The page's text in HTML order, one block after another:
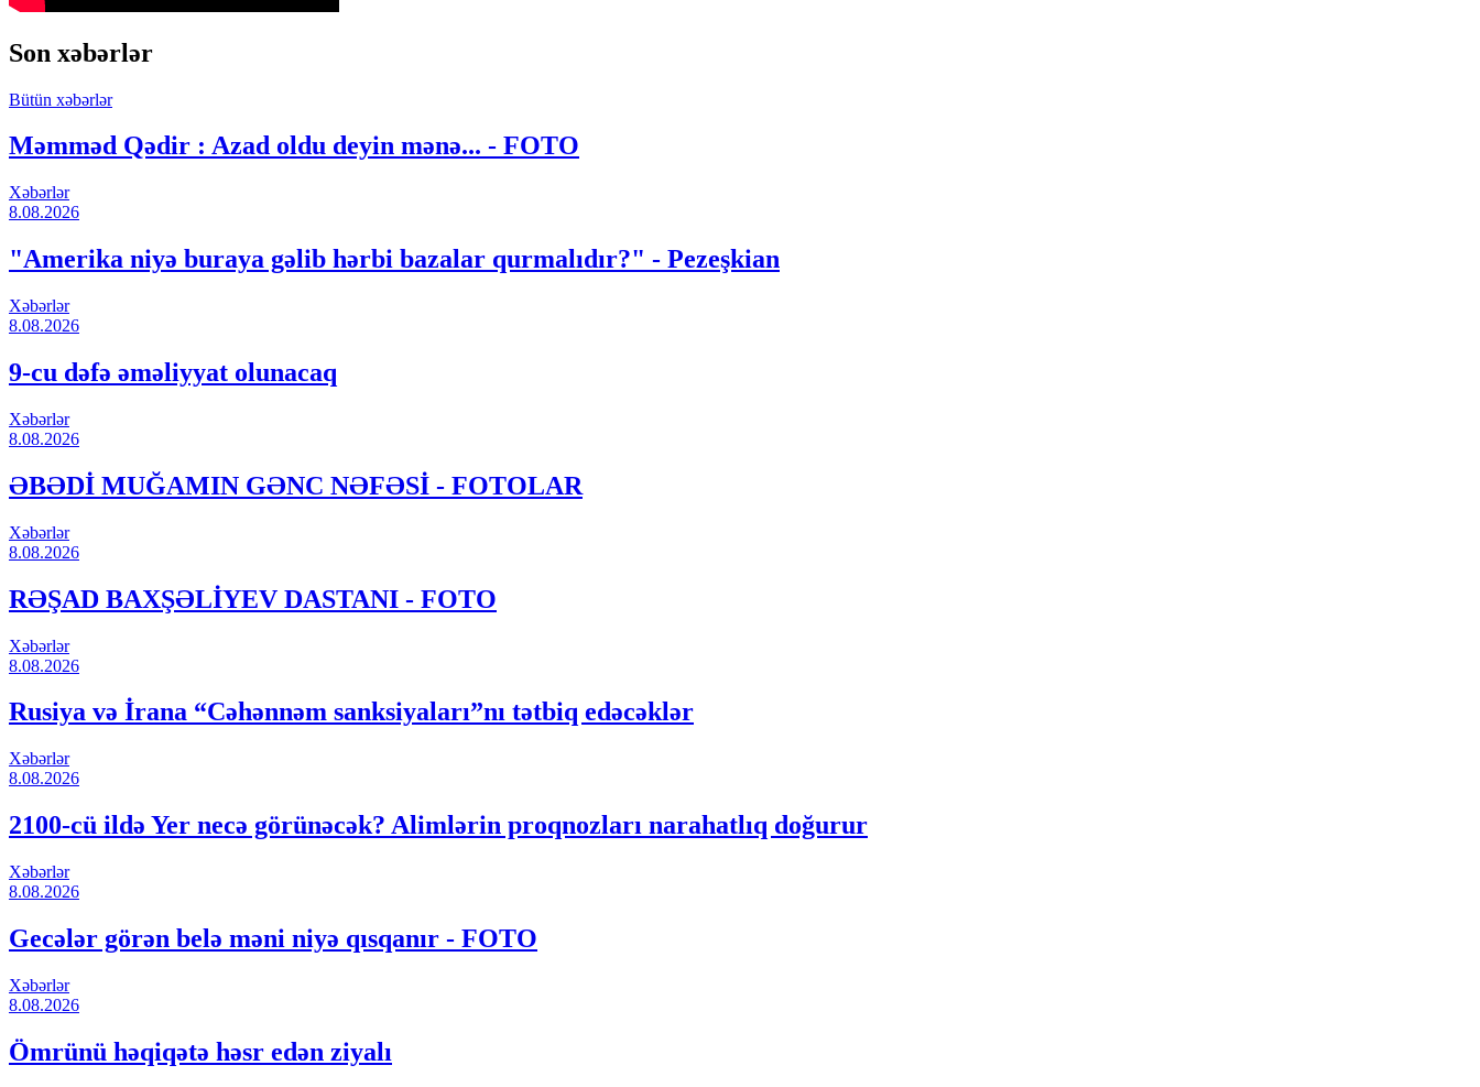
Son xəbərlər
Bütün xəbərlər
Məmməd Qədir : Azad oldu deyin mənə... - FOTO
Xəbərlər
8.08.2026
"Amerika niyə buraya gəlib hərbi bazalar qurmalıdır?" - Pezeşkian
Xəbərlər
8.08.2026
9-cu dəfə əməliyyat olunacaq
Xəbərlər
8.08.2026
ƏBƏDİ MUĞAMIN GƏNC NƏFƏSİ - FOTOLAR
Xəbərlər
8.08.2026
RƏŞAD BAXŞƏLİYEV DASTANI - FOTO
Xəbərlər
8.08.2026
Rusiya və İrana “Cəhənnəm sanksiyaları”nı tətbiq edəcəklər
Xəbərlər
8.08.2026
2100-cü ildə Yer necə görünəcək? Alimlərin proqnozları narahatlıq doğurur
Xəbərlər
8.08.2026
Gecələr görən belə məni niyə qısqanır - FOTO
Xəbərlər
8.08.2026
Ömrünü həqiqətə həsr edən ziyalı